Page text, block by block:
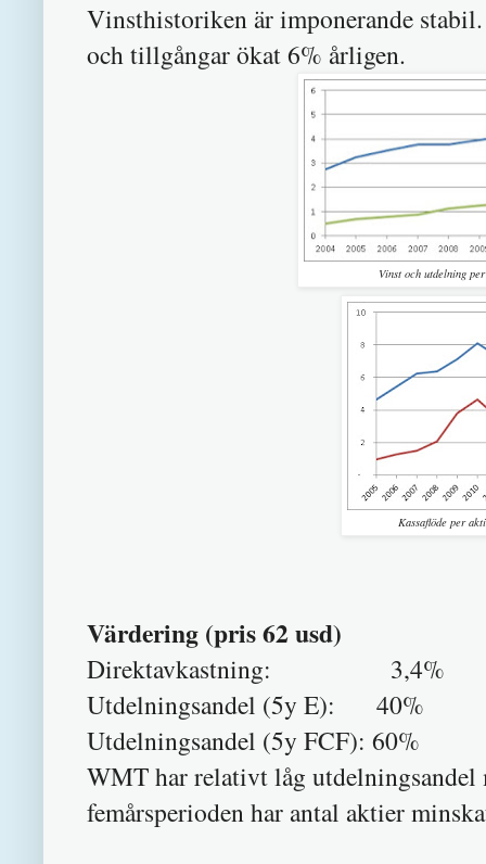
Vinsthistoriken är imponerande
och tillgångar ökat 6% årligen.
Vinst och utdelning
Kassaflöde per
Värdering (pris 62 usd)
Direktavkastning: 3,4%
Utdelningsandel (5y E): 40%
Utdelningsandel (5y FCF): 60%
WMT har relativt låg utdelningsandel
femårsperioden har antal aktier